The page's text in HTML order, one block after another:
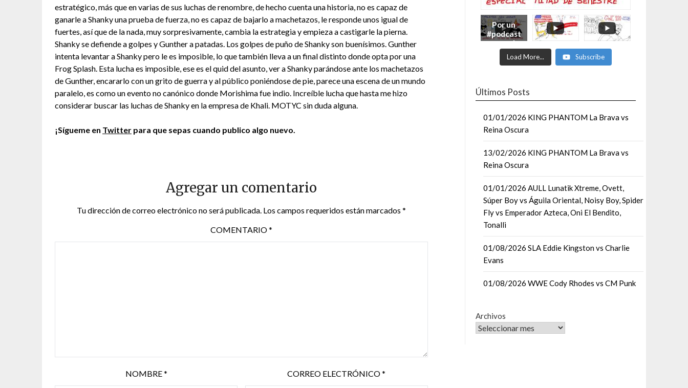
estratégico, más que en varias de sus luchas de renombre, de hecho cuenta una historia, no es capaz de
ganarle a Shanky una prueba de fuerza, no es capaz de bajarlo a machetazos, le responde unos igual de
fuertes, así que de la nada, muy sorpresivamente, cambia la estrategia y empieza a castigarle la pierna.
Shanky se defiende a golpes y Gunther a patadas. Los golpes de puño de Shanky son buenísimos. Gunther
intenta levantar a Shanky pero le es imposible, lo que también lleva a un final distinto donde opta por una
Frog Splash. Esta lucha es imposible, ese es el quid del asunto, ver a Shanky parándose ante los machetazos
de Gunther, encararlo con un grito de guerra y al público poniéndose de pie, parece una escena de un mundo
paralelo, es como un evento no canónico donde Morishima fue indio. Increíble lucha que hasta me hizo
considerar buscar las luchas de Shanky en la empresa de Khali. MOTYC sin duda alguna.
¡Sígueme en Twitter para que sepas cuando publico algo nuevo.
Agregar un comentario
Tu dirección de correo electrónico no será publicada. Los campos requeridos están marcados *
COMENTARIO*
NOMBRE* CORREO ELECTRÓNICO*
Por un
#podcast
con más
Moonsaul
ts #93:
MITAD
DE AÑO
Load More... Subscribe
Últimos Posts
01/01/2026 KING PHANTOM La Brava vs
Reina Oscura
13/02/2026 KING PHANTOM La Brava vs
Reina Oscura
01/01/2026 AULL Lunatik Xtreme, Ovett,
Súper Boy vs Águila Oriental, Noisy Boy, Spider
Fly vs Emperador Azteca, Oni El Bendito,
Tonalli
01/08/2026 SLA Eddie Kingston vs Charlie
Evans
01/08/2026 WWE Cody Rhodes vs CM Punk
Archivos